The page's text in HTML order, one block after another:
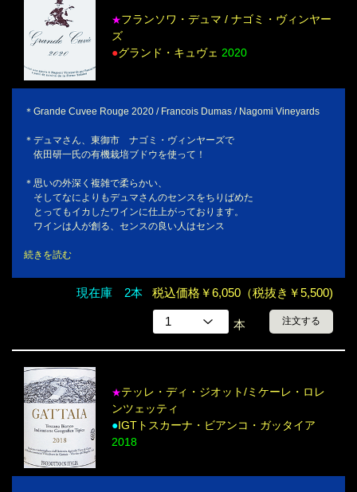
★フランソワ・デュマ / ナゴミ・ヴィンヤー
ズ
●グランド・キュヴェ 2020
＊Grande Cuvee Rouge 2020 / Francois Dumas / Nagomi Vineyards
＊デュマさん、東御市 ナゴミ・ヴィンヤーズで
依田研一氏の有機栽培ブドウを使って！
＊思いの外深く複雑で柔らかい、
そしてなによりもデュマさんのセンスをちりばめた
とってもイカしたワインに仕上がっております。
ワインは人が創る、センスの良い人はセンス
続きを読む
現在庫 2本 税込価格￥6,050（税抜き￥5,500)
本 注文する
★テッレ・ディ・ジオット/ミケーレ・ロレ
ンツェッティ
●IGTトスカーナ・ビアンコ・ガッタイア
2018